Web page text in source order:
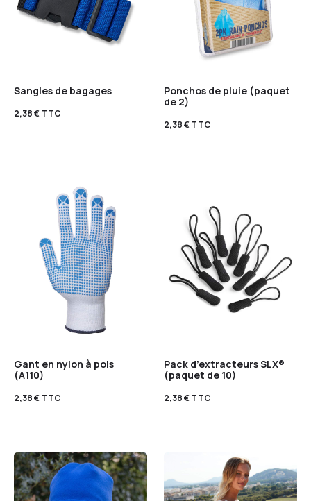
Sangles de bagages
2,38€TTC
Ponchos de pluie (paquet
de 2)
2,38€TTC
Gant en nylon à pois
(A110)
2,38€TTC
Pack d’extracteurs SLX®
(paquet de 10)
2,38€TTC